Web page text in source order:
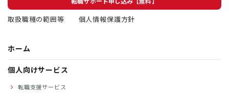
取扱職種の範囲等 個人情報保護方針
ホーム
個人向けサービス
転職支援サービス